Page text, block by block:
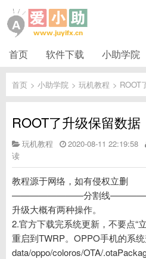
首页 软件下载 小助学院
首页 > 小助学院 > 玩机教程 > ROOT
ROOT了升级保留数据
玩机教程 2020-08-11 22:19:58
读
教程源于网络，如有侵权立删
————————分割线
升级大概有两种操作。
2.官方下载完系统更新，不要点“
重启到TWRP。OPPO手机的系
data/oppo/coloros/OTA/